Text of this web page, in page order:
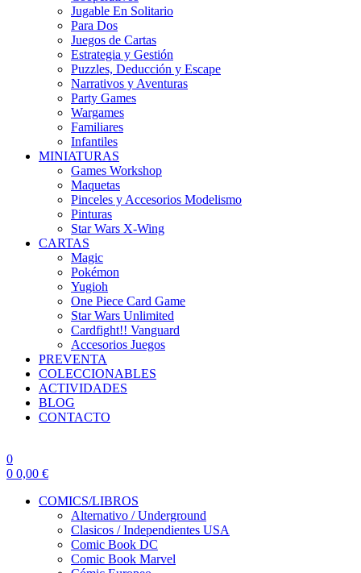
Jugable En Solitario
Para Dos
Juegos de Cartas
Estrategia y Gestión
Puzzles, Deducción y Escape
Narrativos y Aventuras
Party Games
Wargames
Familiares
Infantiles
MINIATURAS
Games Workshop
Maquetas
Pinceles y Accesorios Modelismo
Pinturas
Star Wars X-Wing
CARTAS
Magic
Pokémon
Yugioh
One Piece Card Game
Star Wars Unlimited
Cardfight!! Vanguard
Accesorios Juegos
PREVENTA
COLECCIONABLES
ACTIVIDADES
BLOG
CONTACTO
0
0 0,00 €
COMICS/LIBROS
Alternativo / Underground
Clasicos / Independientes USA
Comic Book DC
Comic Book Marvel